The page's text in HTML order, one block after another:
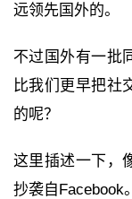
远领先国外的。
不过国外有一批
比我们更早把社
的呢？
这里插述一下，
抄袭自Facebook。